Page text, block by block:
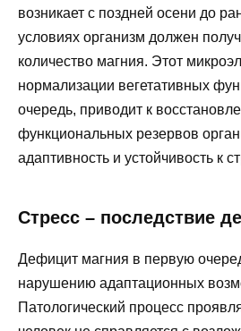
возникает с поздней осени до
условиях организм должен
количество магния. Этот
нормализации вегетативных
очередь, приводит к
функциональных резервов
адаптивность и устойчивость к
Стресс – последствие
Дефицит магния в первую
нарушению адаптационных
Патологический процесс